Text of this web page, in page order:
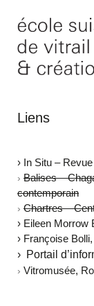
Liens
› In Situ –
› Balises –
contemporain
› Chartres –
› Eileen Morrow
› Françoise
› Portail
› Vitromusée,